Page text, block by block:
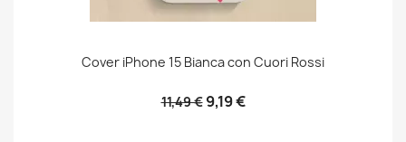
Cover iPhone 15 Bianca con Cuori Rossi
11,49 € 9,19 €